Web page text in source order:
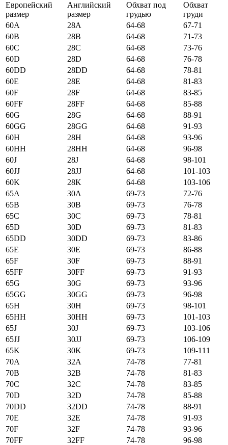
Европейский
размер
Английский
размер
Обхват под
грудью
Обхват
груди
60А
28А 64-68
67-71
60B
28B 64-68
71-73
60C
28C 64-68
73-76
60D
28D 64-68
76-78
60DD
28DD 64-68
78-81
60E
28E 64-68
81-83
60F
28F 64-68
83-85
60FF
28FF 64-68
85-88
60G
28G 64-68
88-91
60GG
28GG 64-68
91-93
60H
28H 64-68
93-96
60HH
28HH 64-68
96-98
60J
28J 64-68
98-101
60JJ
28JJ 64-68
101-103
60K
28K 64-68
103-106
65А
30А 69-73
72-76
65B
30B 69-73
76-78
65C
30C 69-73
78-81
65D
30D 69-73
81-83
65DD
30DD 69-73
83-86
65E
30E 69-73
86-88
65F
30F 69-73
88-91
65FF
30FF 69-73
91-93
65G
30G 69-73
93-96
65GG
30GG 69-73
96-98
65H
30H 69-73
98-101
65HH
30HH 69-73
101-103
65J
30J 69-73
103-106
65JJ
30JJ 69-73
106-109
65K
30K 69-73
109-111
70А
32А 74-78
77-81
70B
32B 74-78
81-83
70C
32C 74-78
83-85
70D
32D 74-78
85-88
70DD
32DD 74-78
88-91
70E
32E 74-78
91-93
70F
32F 74-78
93-96
70FF
32FF 74-78
96-98